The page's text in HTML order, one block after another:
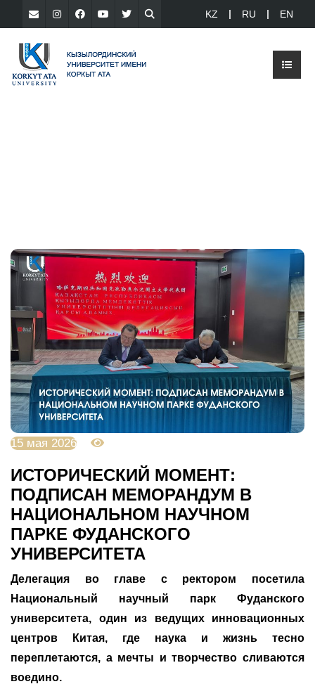
KZ RU EN
15 мая 2026
ИСТОРИЧЕСКИЙ МОМЕНТ:
ПОДПИСАН МЕМОРАНДУМ В
НАЦИОНАЛЬНОМ НАУЧНОМ
ПАРКЕ ФУДАНСКОГО
УНИВЕРСИТЕТА
Делегация во главе с ректором посетила
Национальный научный парк Фуданского
университета, один из ведущих инновационных
центров Китая, где наука и жизнь тесно
переплетаются, а мечты и творчество сливаются
воедино.